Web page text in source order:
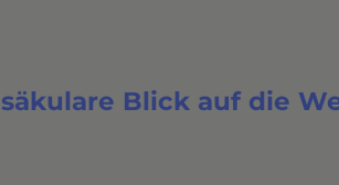
Blick auf die